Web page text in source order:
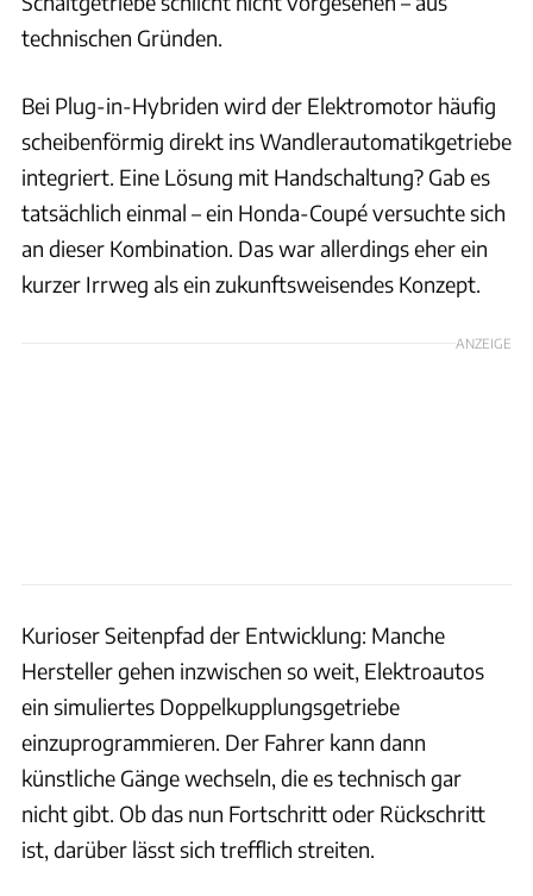
technischen Gründen.
Bei Plug-in-Hybriden wird der Elektromotor häufig
scheibenförmig direkt ins Wandlerautomatikgetriebe
integriert. Eine Lösung mit Handschaltung? Gab es
tatsächlich einmal – ein Honda-Coupé versuchte sich
an dieser Kombination. Das war allerdings eher ein
kurzer Irrweg als ein zukunftsweisendes Konzept.
ANZEIGE
Kurioser Seitenpfad der Entwicklung: Manche
Hersteller gehen inzwischen so weit, Elektroautos
ein simuliertes Doppelkupplungsgetriebe
einzuprogrammieren. Der Fahrer kann dann
künstliche Gänge wechseln, die es technisch gar
nicht gibt. Ob das nun Fortschritt oder Rückschritt
ist, darüber lässt sich trefflich streiten.